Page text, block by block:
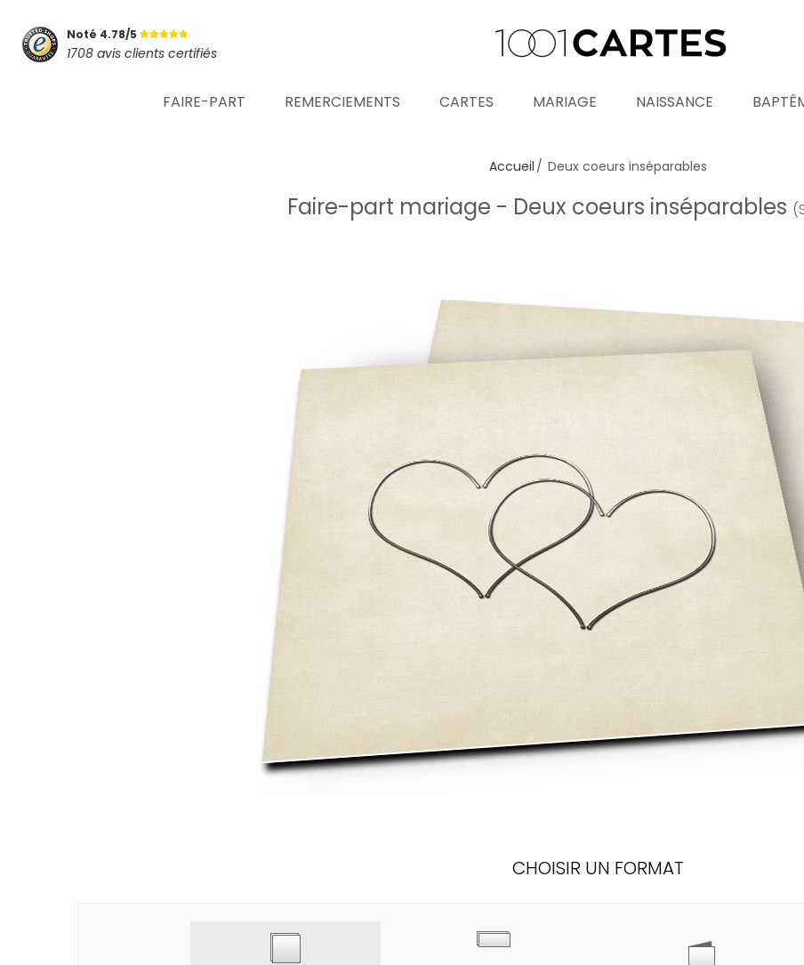
Noté 4.78/5
1708 avis clients certifiés
FAIRE-PART REMERCIEMENTS CARTES MARIAGE NAISSANCE
SE CONNECTER
Accueil Deux coeurs inséparables
Faire-part mariage - Deux coeurs inséparables
CHOISIR UN FORMAT